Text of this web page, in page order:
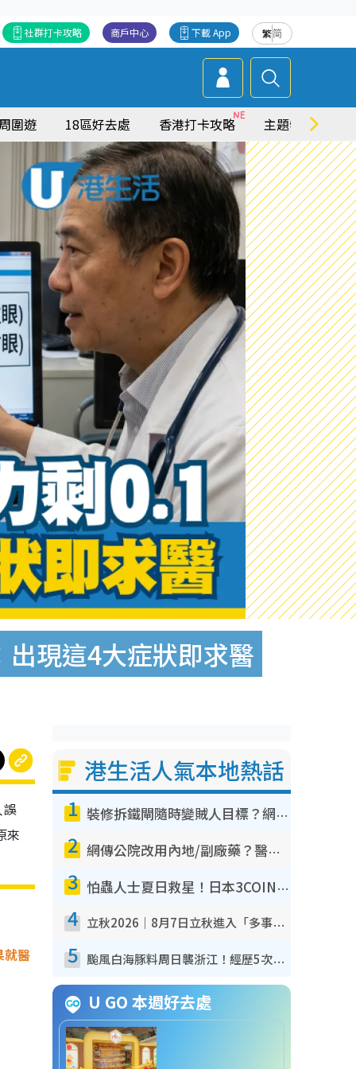
繁简
下載 App
商戶中心
社群打卡攻略
圍遊 18區好去處 香港打卡攻略 主題特集
現這4大症狀即求醫
誤
來
就醫
港生活人氣本地熱話
1 裝修拆鐵閘隨時變賊人目標？網民揭2大關鍵用途：裝新式等於白裝？附新舊鐵閘分別
2 網傳公院改用內地/副廠藥？醫生拆解正副廠分別 揭4類人換藥隨時出事
3 怕蟲人士夏日救星！日本3COINS爆紅驅蟲神器$45起 1招「全程免觸碰」輕鬆搞定小強
4 立秋2026｜8月7日立秋進入「多事之秋」 3件事唔做得！專家教6招開運 清枱頭／銀包納氣接好運
5 颱風白海豚料周日襲浙江！經歷5次「眼牆置換」極罕見 成登陸內地最長途颱風
U GO 本週好去處